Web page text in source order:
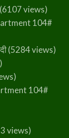
views)
104#
(5284 views)
104#
views)